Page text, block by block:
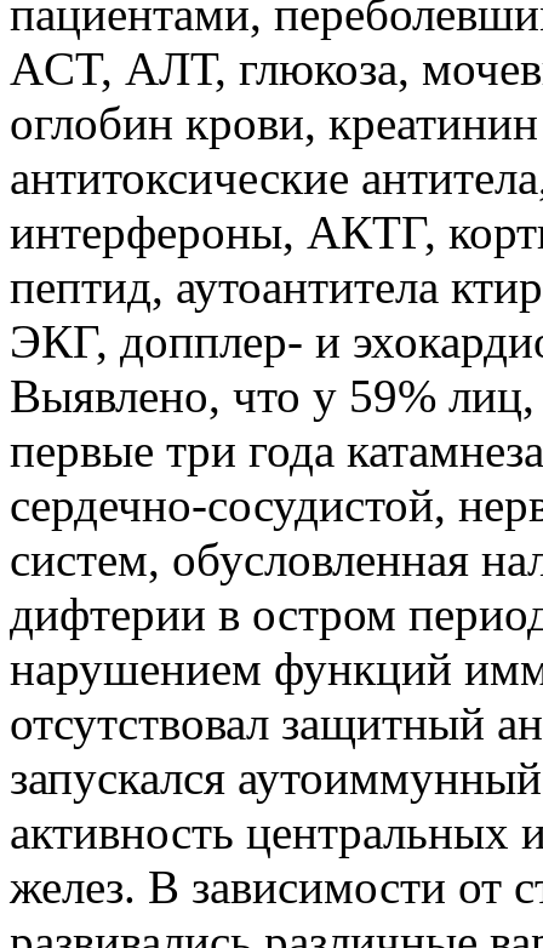
пациентами,
ACT, АЛТ, глюкоза,
оглобин крови,
антитоксические
интерфероны, АКТГ,
пептид, аутоантитела
ЭКГ, допплер- и
Выявлено, что у 59%
первые три года
сердечно-сосудистой,
систем, обусловленная
дифтерии в остром
нарушением функций
отсутствовал защитный
запускался
активность центральных
желез. В зависимости от